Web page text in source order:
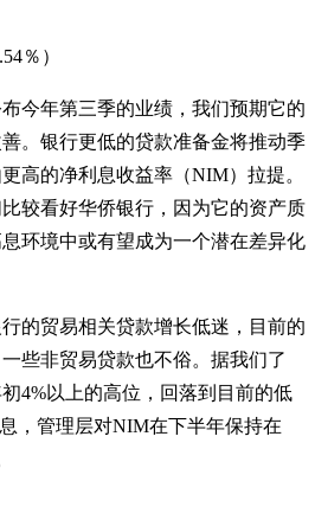
％）
今年第三季的业绩，我们预期它的
。银行更低的贷款准备金将推动季
高的净利息收益率（NIM）拉提。
较看好华侨银行，因为它的资产质
环境中或有望成为一个潜在差异化
的贸易相关贷款增长低迷，目前的
些非贸易贷款也不俗。据我们了
4%以上的高位，回落到目前的低
，管理层对NIM在下半年保持在